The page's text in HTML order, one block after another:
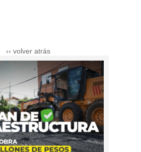
‹‹ volver atrás